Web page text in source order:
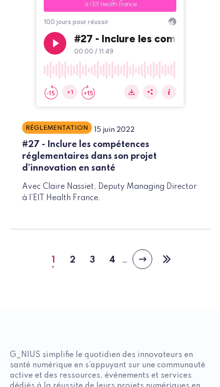
#27 - Inclure les compétences
réglementaires dans son projet
d’innovation en santé
Avec Claire Nassiet, Deputy Managing Director
à l’EIT Health France.
RÉGLEMENTATION 15 juin 2022
Page
1
Page
2
Page
3
Page
4 …
Page
suivante
Dernière
G_NIUS simplifie le quotidien des innovateurs en
santé numérique en s’appuyant sur une communauté
active et des ressources, événements et services